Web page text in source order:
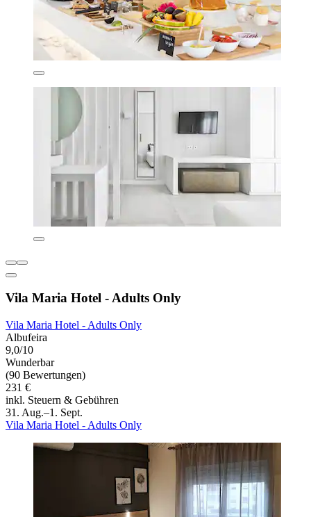
Vila Maria Hotel - Adults Only
Vila Maria Hotel - Adults Only
Albufeira
9,0/10
Wunderbar
(90 Bewertungen)
231 €
inkl. Steuern & Gebühren
31. Aug.–1. Sept.
Vila Maria Hotel - Adults Only